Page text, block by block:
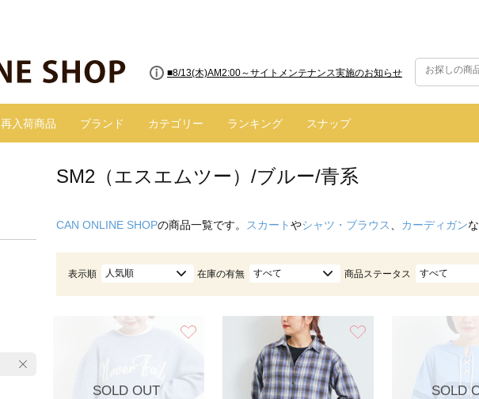
■8/13(木)AM2:00～サイトメンテナンス実施のお知らせ
再入荷商品 ブランド カテゴリー ランキング スナップ
SM2（エスエムツー）/ブルー/青系
CAN ONLINE SHOPの商品一覧です。 スカートやシャツ・ブラウス カーディガン
表示順 人気順 在庫の有無 すべて 商品ステータス すべて
SOLD OUT SOLD